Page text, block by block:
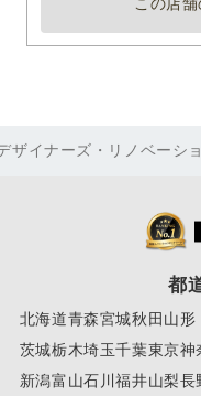
この店
ザイナーズ・リノベーシ
都
北海道青森宮城秋田山形
茨城栃木埼玉千葉東京神
新潟富山石川福井山梨長